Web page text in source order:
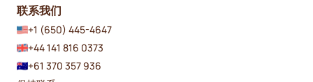
联系我们
+1 (650) 445-4647
+44 141 816 0373
+61 370 357 936